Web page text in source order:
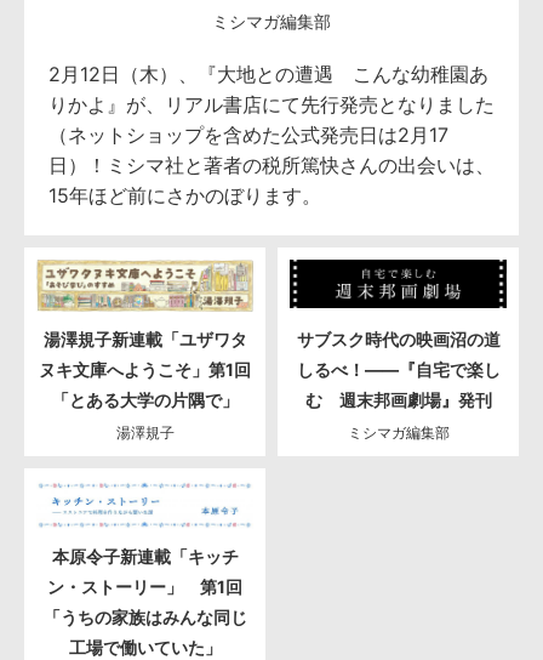
ミシマガ編集部
2月12日（木）、『大地との遭遇 こんな幼稚園あ
りかよ』が、リアル書店にて先行発売となりました
（ネットショップを含めた公式発売日は2月17
日）！ミシマ社と著者の税所篤快さんの出会いは、
15年ほど前にさかのぼります。
湯澤規子新連載「ユザワタ
ヌキ文庫へようこそ」第1回
「とある大学の片隅で」
湯澤規子
サブスク時代の映画沼の道
しるべ！――『自宅で楽し
む 週末邦画劇場』発刊
ミシマガ編集部
本原令子新連載「キッチ
ン・ストーリー」 第1回
「うちの家族はみんな同じ
工場で働いていた」